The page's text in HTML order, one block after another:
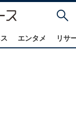
エンタメ リサ